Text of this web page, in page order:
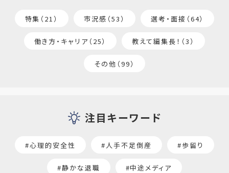
特集（21） 市況感（53） 選考・面接（64）
働き方・キャリア（25） 教えて編集長！（3）
その他（99）
注目キーワード
#心理的安全性 #人手不足倒産 #歩留り
#静かな退職 #中途メディア